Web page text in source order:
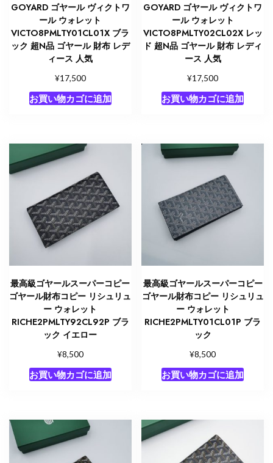
GOYARD ゴヤール ヴィクトワ
ール ウォレット
VICTO8PMLTY01CL01X ブラ
ック 超N品 ゴヤール 財布 レデ
ィース 人気
¥17,500
お買い物カゴに追加
GOYARD ゴヤール ヴィクトワ
ール ウォレット
VICTO8PMLTY02CL02X レッ
ド 超N品 ゴヤール 財布 レディ
ース 人気
¥17,500
お買い物カゴに追加
最高級ゴヤールスーパーコピー
ゴヤール財布コピー リシュリュ
ー ウォレット
RICHE2PMLTY92CL92P ブラ
ック イエロー
¥8,500
お買い物カゴに追加
最高級ゴヤールスーパーコピー
ゴヤール財布コピー リシュリュ
ー ウォレット
RICHE2PMLTY01CL01P ブラ
ック
¥8,500
お買い物カゴに追加